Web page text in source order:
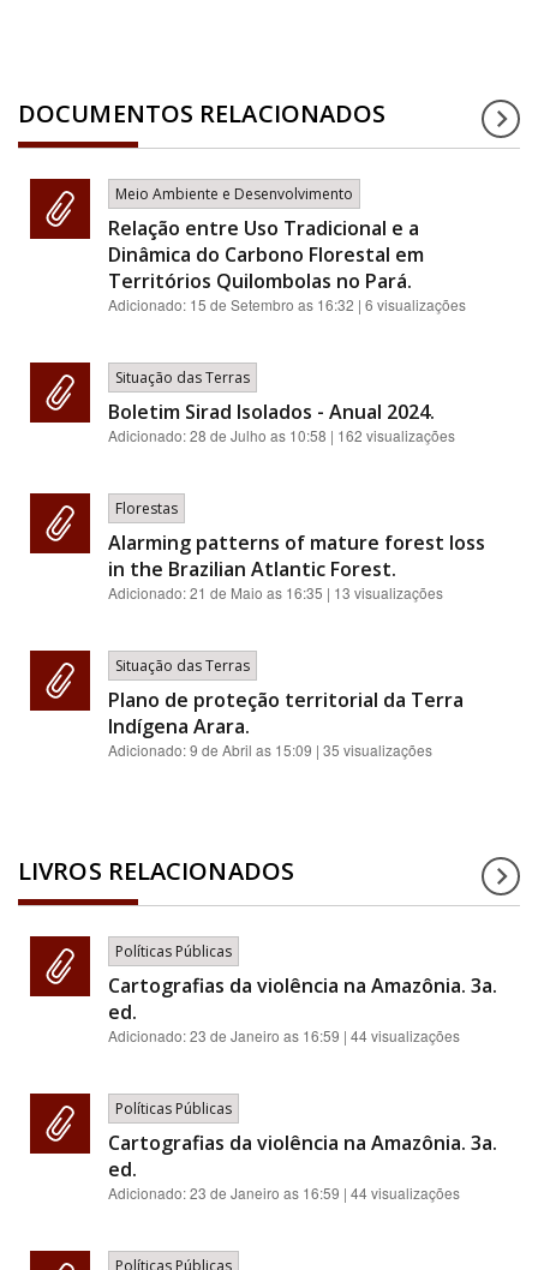
DOCUMENTOS RELACIONADOS
Meio Ambiente e Desenvolvimento
Relação entre Uso Tradicional e a
Dinâmica do Carbono Florestal em
Territórios Quilombolas no Pará.
Adicionado: 15 de Setembro as 16:32 | 6 visualizações
Situação das Terras
Boletim Sirad Isolados - Anual 2024.
Adicionado:28 de Julho as 10:58 | 162 visualizações
Florestas
Alarming patterns of mature forest loss
in the Brazilian Atlantic Forest.
Adicionado:21 de Maio as 16:35 | 13 visualizações
Situação das Terras
Plano de proteção territorial da Terra
Indígena Arara.
Adicionado:9 de Abril as 15:09 | 35 visualizações
LIVROS RELACIONADOS
Políticas Públicas
Cartografias da violência na Amazônia. 3a.
ed.
Adicionado:23 de Janeiro as 16:59 | 44 visualizações
Políticas Públicas
Cartografias da violência na Amazônia. 3a.
ed.
Adicionado:23 de Janeiro as 16:59 | 44 visualizações
Políticas Públicas